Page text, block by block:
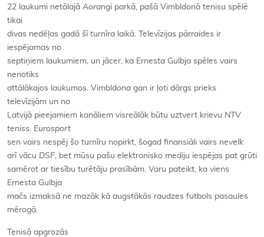
22 laukumi netālajā Aorangi parkā, pašā Vimbldonā tenisu spēlē
tikai
divas nedēļas gadā šī turnīra laikā. Televīzijas pārraides ir
iespējamas no
septiņiem laukumiem, un jācer, ka Ernesta Gulbja spēles vairs
nenotiks
attālākajos laukumos. Vimbldona gan ir ļoti dārgs prieks
televīzijām un no
Latvijā pieejamiem kanāliem visreālāk būtu uztvert krievu NTV
teniss.
Eurosport
sen vairs nespēj šo turnīru nopirkt, šogad finansiāli vairs nevelk
arī vācu DSF , bet mūsu pašu elektronisko mediju iespējas pat grūti
samērot ar tiesību turētāju prasībām. Varu pateikt, ka viens
Ernesta Gulbja
mačs izmaksā ne mazāk kā augstākās raudzes futbols pasaules
mērogā.
Tenisā apgrozās